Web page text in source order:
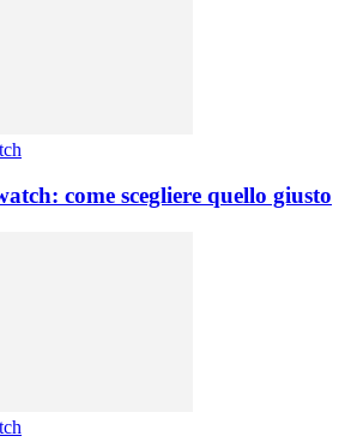
come scegliere quello giusto